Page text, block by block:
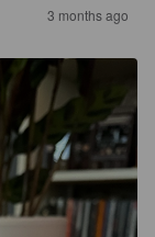
3 months ago